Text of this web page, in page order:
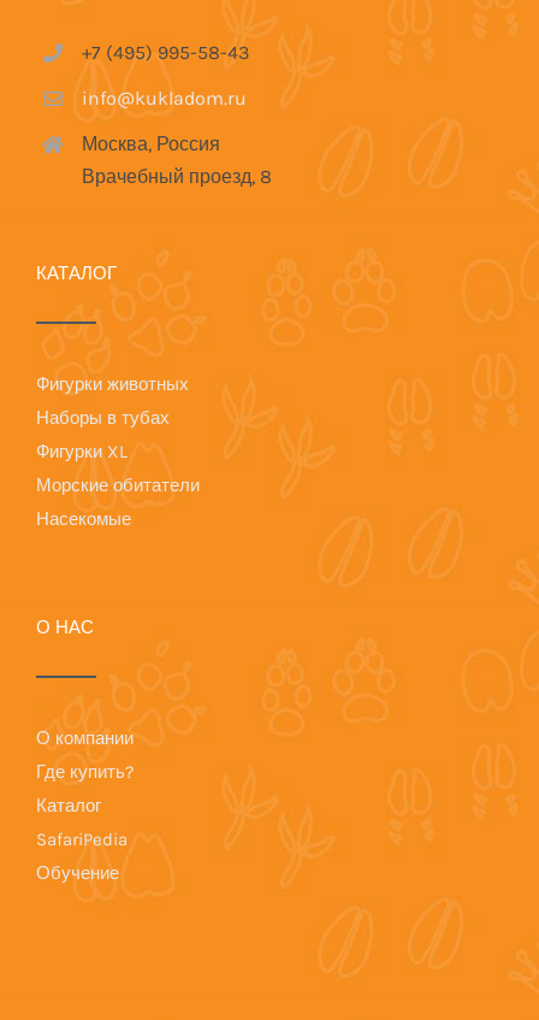
+7 (495) 995-58-43
info@kukladom.ru
Москва, Россия
Врачебный проезд, 8
КАТАЛОГ
Фигурки животных
Наборы в тубах
Фигурки XL
Морские обитатели
Насекомые
О НАС
О компании
Где купить?
Каталог
SafariPedia
Обучение